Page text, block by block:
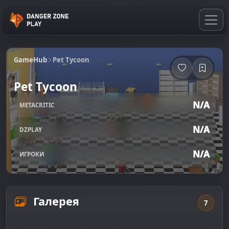
GameHub Pet Tycoon
Pet Tycoon
METACRITIC N/A
DZPLAY N/A
ИГРОКИ N/A
Галерея 7